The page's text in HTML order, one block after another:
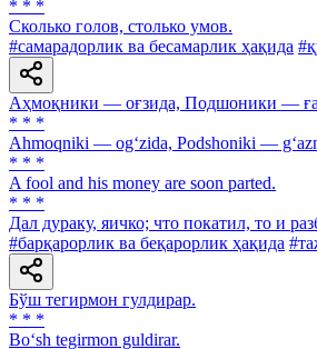
* * *
Сколько голов, столько умов.
#самарадорлик ва бесамарлик ҳақида
Аҳмоқники — оғзида, Подшоники —
* * *
Ahmoqniki — og‘zida, Podshoniki —
* * *
A fool and his money are soon parted.
* * *
Дал дураку, яичко; что покатил, то и
#барқарорлик ва беқарорлик ҳақида
Бўш тегирмон гулдирар.
* * *
Bo‘sh tegirmon guldirar.